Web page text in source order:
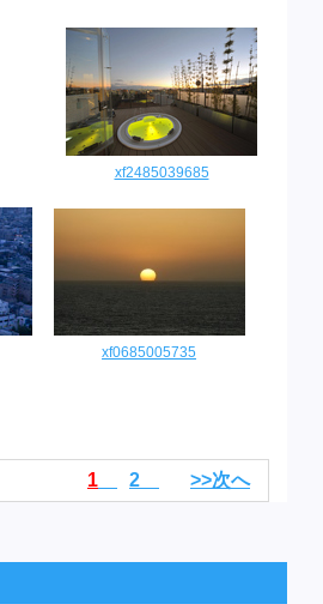
xf2485039685
xf0685005735
1 2 >>次へ